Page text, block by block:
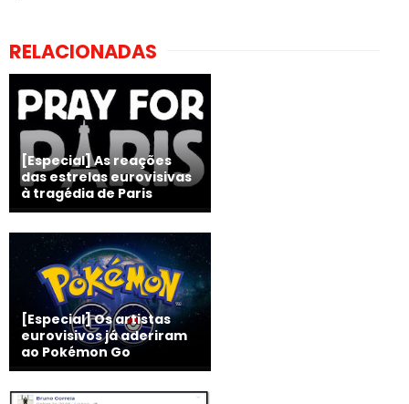
RELACIONADAS
[Especial] As reações
das estrelas eurovisivas
à tragédia de Paris
[Especial] Os artistas
eurovisivos já aderiram
ao Pokémon Go